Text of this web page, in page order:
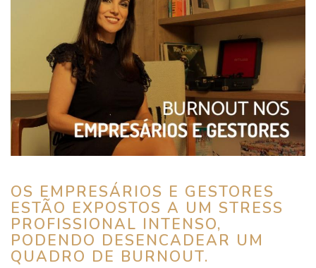
OS EMPRESÁRIOS E GESTORES
ESTÃO EXPOSTOS A UM STRESS
PROFISSIONAL INTENSO,
PODENDO DESENCADEAR UM
QUADRO DE BURNOUT.